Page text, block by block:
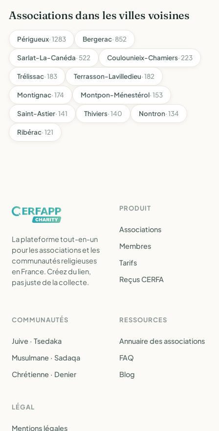
Associations dans les villes voisines
Périgueux· 1283 Bergerac· 852
Sarlat-La-Canéda· 522 Coulounieix-Chamiers· 223
Trélissac· 183 Terrasson-Lavilledieu· 182
Montignac· 174 Montpon-Ménestérol· 153
Saint-Astier· 141 Thiviers· 140 Nontron· 134
Ribérac· 121
La plateforme tout-en-un
pour les associations et les
communautés religieuses
en France. Créez du lien,
pas juste de la collecte.
PRODUIT
Associations
Membres
Tarifs
Reçus CERFA
COMMUNAUTÉS
Juive · Tsedaka
Musulmane · Sadaqa
Chrétienne · Denier
RESSOURCES
Annuaire des associations
FAQ
Blog
LÉGAL
Mentions légales